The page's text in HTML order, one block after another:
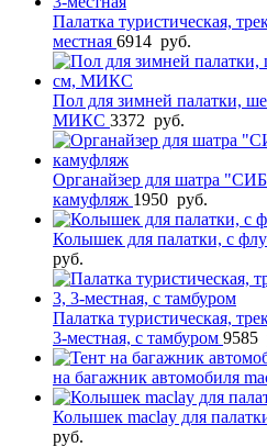
Палатка туристическая,
местная 6914 руб.
Пол для зимней палатки,
МИКС 3372 руб.
Органайзер для шатра
камуфляж 1950 руб.
Колышек для палатки, с
руб.
Палатка туристическая,
3-местная, с тамбуром 9585
на багажник автомобиля
Колышек maclay для
руб.